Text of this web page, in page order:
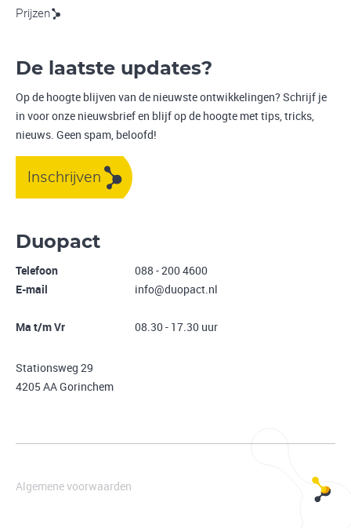
Prijzen
De laatste updates?
Op de hoogte blijven van de nieuwste ontwikkelingen? Schrijf je
in voor onze nieuwsbrief en blijf op de hoogte met tips, tricks,
nieuws. Geen spam, beloofd!
Inschrijven
Duopact
Telefoon
088 - 200 4600
E-mail
info@duopact.nl
Ma t/m Vr 08.30 - 17.30 uur
Stationsweg 29
4205 AA Gorinchem
Algemene voorwaarden